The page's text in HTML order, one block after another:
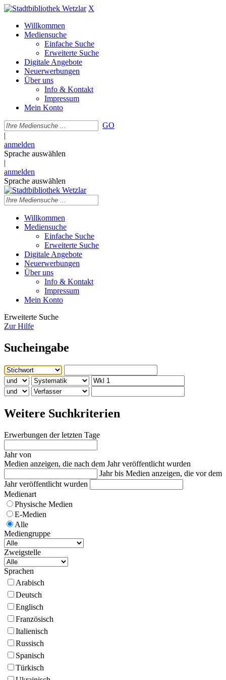
X
Willkommen
Mediensuche
Einfache Suche
Erweiterte Suche
Digitale Angebote
Neuerwerbungen
Über uns
Info & Kontakt
Impressum
Mein Konto
GO
|
anmelden
Sprache auswählen
|
anmelden
Sprache auswählen
Willkommen
Mediensuche
Einfache Suche
Erweiterte Suche
Digitale Angebote
Neuerwerbungen
Über uns
Info & Kontakt
Impressum
Mein Konto
Erweiterte Suche
Zur Hilfe
Sucheingabe
Weitere Suchkriterien
Erwerbungen der letzten Tage
Jahr von
Medien anzeigen, die nach dem Jahr veröffentlicht wurden
Jahr bis Medien anzeigen, die vor dem
Jahr veröffentlicht wurden
Medienart
Physische Medien
E-Medien
Alle
Mediengruppe
Zweigstelle
Sprachen
Arabisch
Deutsch
Englisch
Französisch
Italienisch
Russisch
Spanisch
Türkisch